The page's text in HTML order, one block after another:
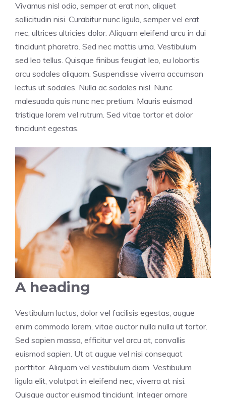
Vivamus nisl odio, semper at erat non, aliquet
sollicitudin nisi. Curabitur nunc ligula, semper vel erat
nec, ultrices ultricies dolor. Aliquam eleifend arcu in dui
tincidunt pharetra. Sed nec mattis urna. Vestibulum
sed leo tellus. Quisque finibus feugiat leo, eu lobortis
arcu sodales aliquam. Suspendisse viverra accumsan
lectus ut sodales. Nulla ac sodales nisl. Nunc
malesuada quis nunc nec pretium. Mauris euismod
tristique lorem vel rutrum. Sed vitae tortor et dolor
tincidunt egestas.
A heading
Vestibulum luctus, dolor vel facilisis egestas, augue
enim commodo lorem, vitae auctor nulla nulla ut tortor.
Sed sapien massa, efficitur vel arcu at, convallis
euismod sapien. Ut at augue vel nisi consequat
porttitor. Aliquam vel vestibulum diam. Vestibulum
ligula elit, volutpat in eleifend nec, viverra at nisi.
Quisque auctor euismod tincidunt. Integer ornare